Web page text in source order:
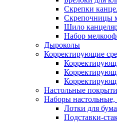
Скрепки
Скрепочницы
Шило
Набор
Дыроколы
Корректирующие
Настольные
Наборы настольные,
Лотки для
Подставки-